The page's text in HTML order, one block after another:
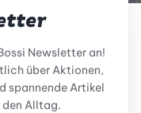
Newsletter an!
über Aktionen,
spannende Artikel
den Alltag.